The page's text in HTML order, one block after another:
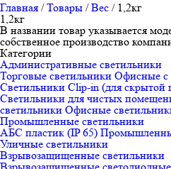
Главная /Товары /Вес / 1,2кг
1,2кг
В названии товар указывается
собственное производство
Категории
Административные светильники
Торговые светильники Офисные с
Светильники Clip-in (для скрытой
Светильники для чистых
светильники Офисные
Промышленные светильники
АБС пластик (IP 65)
Уличные светильники
Взрывозащищенные светильники